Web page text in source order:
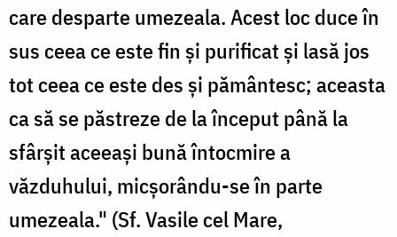
care desparte umezeala. Acest loc duce în
sus ceea ce este fin şi purificat şi lasă jos
tot ceea ce este des şi pământesc; aceasta
ca să se păstreze de la început până la
sfârşit aceeaşi bună întocmire a
văzduhului, micşorându-se în parte
umezeala." (Sf. Vasile cel Mare,